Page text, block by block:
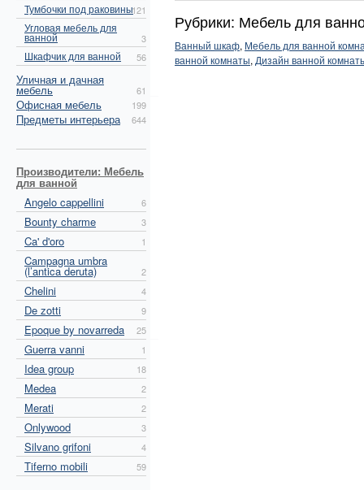
Тумбочки под раковины121
Угловая мебель для
ванной 3
Шкафчик для ванной 56
Уличная и дачная
мебель 61
Офисная мебель 199
Предметы интерьера 644
Производители: Мебель
для ванной
Angelo cappellini
6
Bounty charme 3
Ca' d'oro 1
Campagna umbra
(l’antica deruta) 2
Chelini 4
De zotti 9
Epoque by novarreda 25
Guerra vanni 1
Idea group 18
Medea 2
Merati 2
Onlywood 3
Silvano grifoni 4
Tiferno mobili 59
Рубрики: Мебель для
Ванный шкаф, Мебель для ванной
ванной комнаты, Дизайн ванной